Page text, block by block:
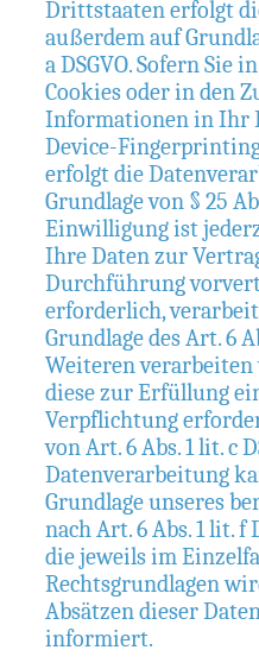
Drittstaaten erfolgt
außerdem auf
a DSGVO. Sofern Sie
Cookies oder in den
Informationen in Ihr
Device-
erfolgt die
Grundlage von § 25
Einwilligung ist
Ihre Daten zur
Durchführung
erforderlich,
Grundlage des Art. 6
Weiteren
diese zur Erfüllung
Verpflichtung
von Art. 6 Abs. 1 lit. c
Datenverarbeitung
Grundlage unseres
nach Art. 6 Abs. 1 lit. f
die jeweils im
Rechtsgrundlagen
Absätzen dieser
informiert.